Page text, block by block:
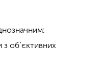
об’єктивних